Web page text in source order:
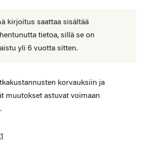
kirjoitus saattaa sisältää
tietoa, sillä se on
yli 6 vuotta sitten.
korvauksiin ja
muutokset astuvat voimaan